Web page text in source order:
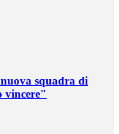
squadra di
vincere"